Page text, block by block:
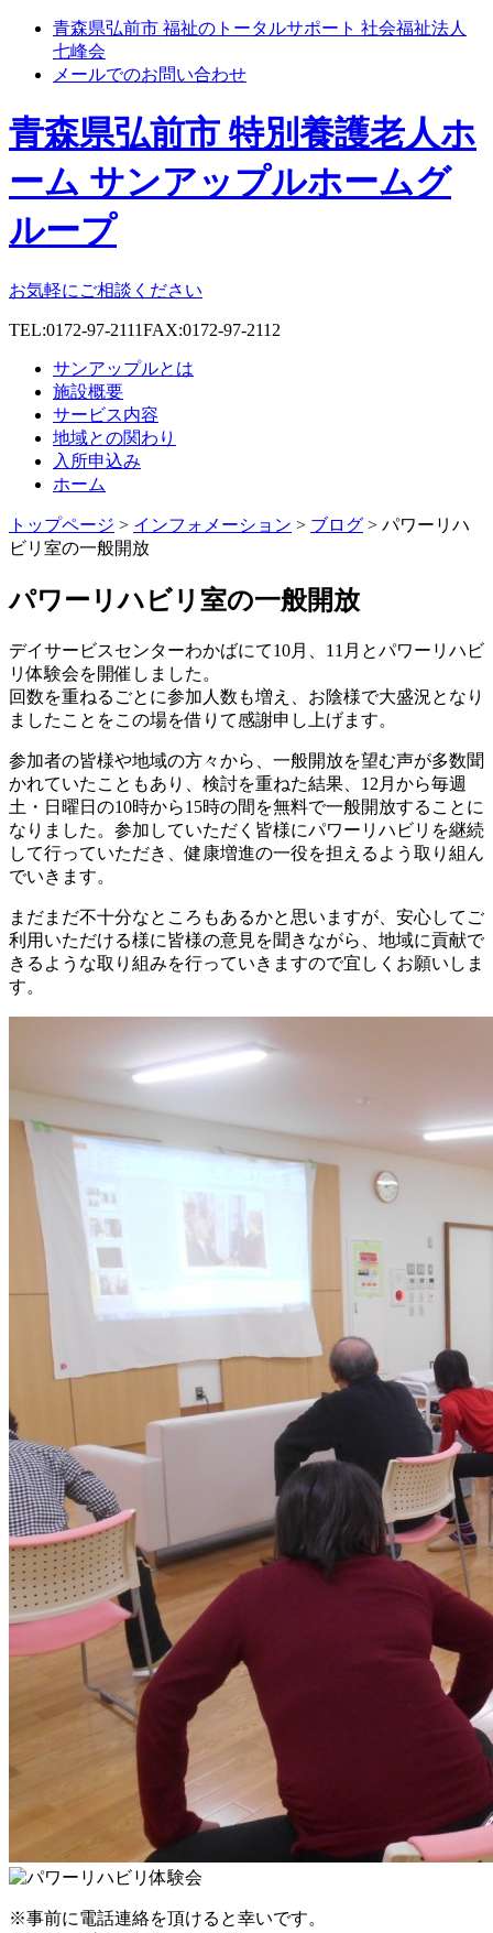
青森県弘前市 福祉のトータルサポート 社会福祉法人
七峰会
メールでのお問い合わせ
青森県弘前市 特別養護老人ホ
ーム サンアップルホームグ
ループ
お気軽にご相談ください
TEL:0172-97-2111FAX:0172-97-2112
サンアップルとは
施設概要
サービス内容
地域との関わり
入所申込み
ホーム
トップページ > インフォメーション > ブログ > パワーリハ
ビリ室の一般開放
パワーリハビリ室の一般開放
デイサービスセンターわかばにて10月、11月とパワーリハビ
リ体験会を開催しました。
回数を重ねるごとに参加人数も増え、お陰様で大盛況となり
ましたことをこの場を借りて感謝申し上げます。
参加者の皆様や地域の方々から、一般開放を望む声が多数聞
かれていたこともあり、検討を重ねた結果、12月から毎週
土・日曜日の10時から15時の間を無料で一般開放することに
なりました。参加していただく皆様にパワーリハビリを継続
して行っていただき、健康増進の一役を担えるよう取り組ん
でいきます。
まだまだ不十分なところもあるかと思いますが、安心してご
利用いただける様に皆様の意見を聞きながら、地域に貢献で
きるような取り組みを行っていきますので宜しくお願いしま
す。
※事前に電話連絡を頂けると幸いです。